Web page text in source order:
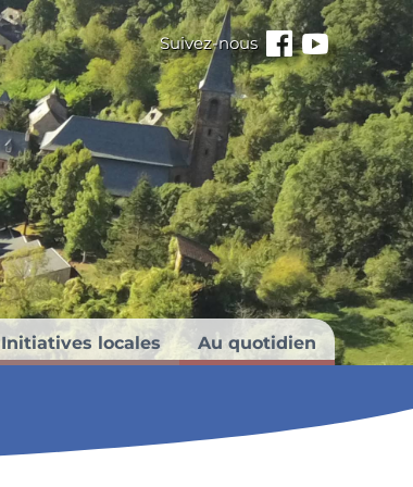
Suivez-nous
Facebook
Youtube
Initiatives locales Au quotidien